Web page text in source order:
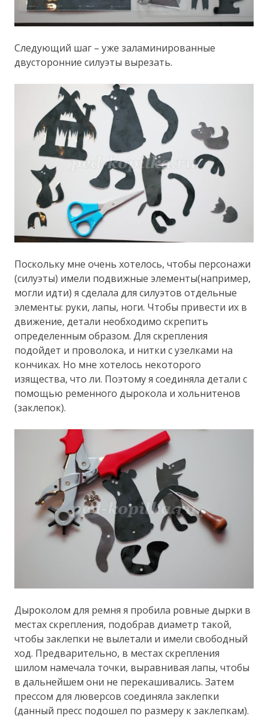
Следующий шаг – уже заламинированные
двусторонние силуэты вырезать.
Поскольку мне очень хотелось, чтобы персонажи
(силуэты) имели подвижные элементы(например,
могли идти) я сделала для силуэтов отдельные
элементы: руки, лапы, ноги. Чтобы привести их в
движение, детали необходимо скрепить
определенным образом. Для скрепления
подойдет и проволока, и нитки с узелками на
кончиках. Но мне хотелось некоторого
изящества, что ли. Поэтому я соединяла детали с
помощью ременного дырокола и хольнитенов
(заклепок).
Дыроколом для ремня я пробила ровные дырки в
местах скрепления, подобрав диаметр такой,
чтобы заклепки не вылетали и имели свободный
ход. Предварительно, в местах скрепления
шилом намечала точки, выравнивая лапы, чтобы
в дальнейшем они не перекашивались. Затем
прессом для люверсов соединяла заклепки
(данный пресс подошел по размеру к заклепкам).